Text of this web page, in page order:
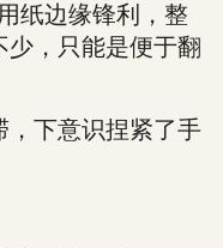
边缘锋利，整
，只能是便于翻
下意识捏紧了手